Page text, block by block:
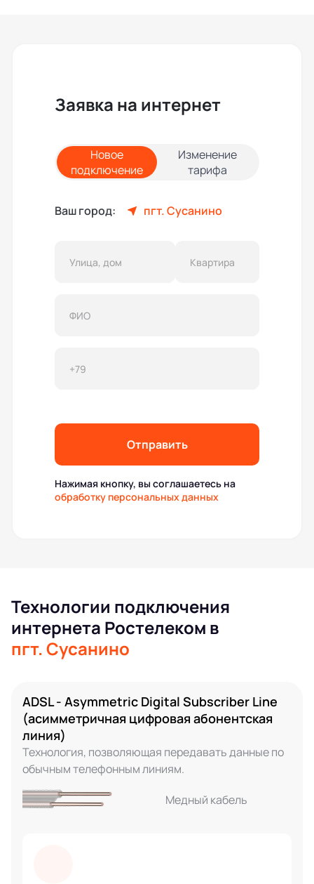
Заявка на интернет
Новое
подключение
Изменение
тарифа
Ваш город: пгт. Сусанино
Отправить
Нажимая кнопку, вы соглашаетесь на
обработку персональных данных
Технологии подключения
интернета Ростелеком в
пгт. Сусанино
ADSL - Asymmetric Digital Subscriber Line
(асимметричная цифровая абонентская
линия)
Технология, позволяющая передавать данные по
обычным телефонным линиям.
Медный кабель